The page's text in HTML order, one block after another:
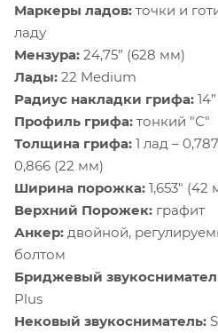
Маркеры ладов: точки и
ладу
Мензура: 24,75” (628 мм)
Лады: 22 Medium
Радиус накладки грифа:
Профиль грифа: тонкий "С"
Толщина грифа: 1 лад –
0,866 (22 мм)
Ширина порожка: 1,653" (42
Верхний Порожек: графит
Анкер: двойной,
болтом
Бриджевый
Plus
Нековый звукосниматель: